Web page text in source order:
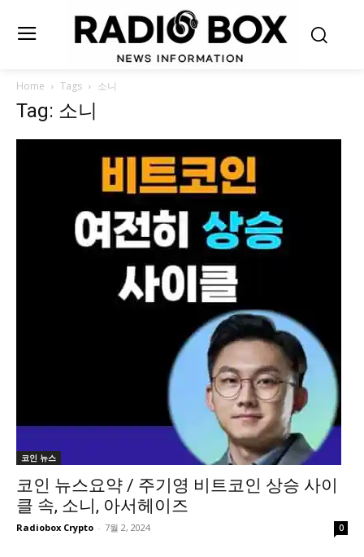
Home Tags 소니
Tag: 소니
코인 뉴스
코인 뉴스요약 / 주기영 비트코인 상승 사이
클 속, 소니, 아서헤이즈
Radiobox Crypto - 7월 2, 2024 0